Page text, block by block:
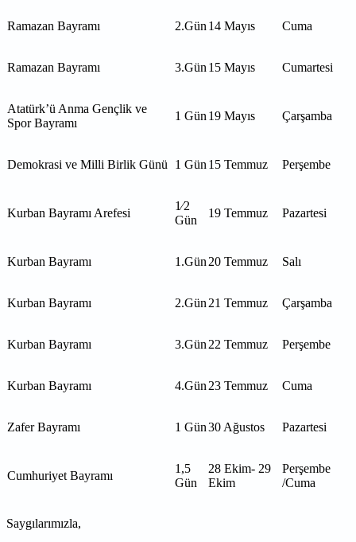
Ramazan Bayramı 2.Gün 14 Mayıs Cuma
Ramazan Bayramı 3.Gün 15 Mayıs Cumartesi
Atatürk’ü Anma Gençlik ve
Spor Bayramı
1 Gün 19 Mayıs Çarşamba
Demokrasi ve Milli Birlik Günü 1 Gün 15 Temmuz Perşembe
Kurban Bayramı Arefesi
1⁄2
Gün
19 Temmuz Pazartesi
Kurban Bayramı 1.Gün 20 Temmuz Salı
Kurban Bayramı 2.Gün 21 Temmuz Çarşamba
Kurban Bayramı 3.Gün 22 Temmuz Perşembe
Kurban Bayramı 4.Gün 23 Temmuz Cuma
Zafer Bayramı 1 Gün30 Ağustos Pazartesi
Cumhuriyet Bayramı
1,5
Gün
28 Ekim- 29
Ekim
Perşembe
/Cuma
Saygılarımızla,